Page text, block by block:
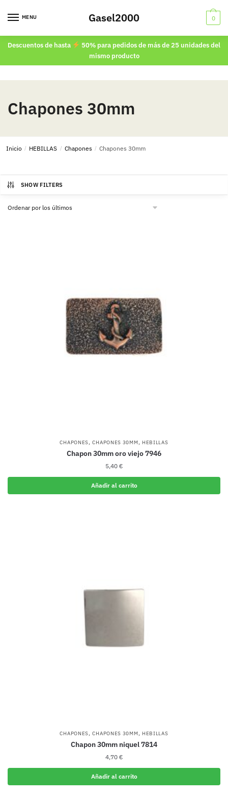
MENU Gasel2000 0
Descuentos de hasta
50% para pedidos de más de 25 unidades del
mismo producto
Chapones 30mm
Inicio / HEBILLAS / Chapones / Chapones 30mm
SHOW FILTERS
CHAPONES,CHAPONES 30MM, HEBILLAS
Chapon 30mm oro viejo 7946
5,40 €
Añadir al carrito
CHAPONES,CHAPONES 30MM, HEBILLAS
Chapon 30mm niquel 7814
4,70 €
Añadir al carrito